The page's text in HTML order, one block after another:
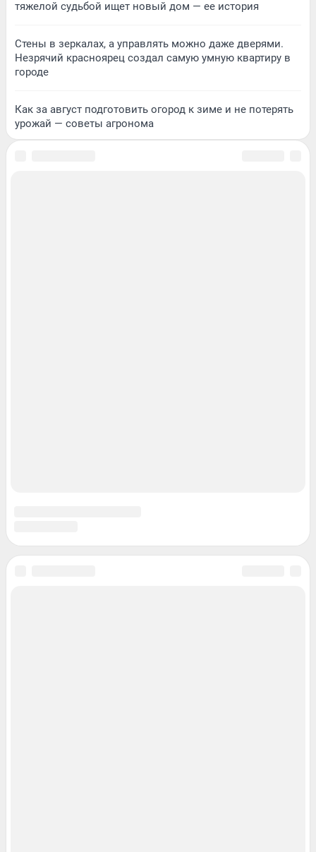
тяжелой судьбой ищет новый дом — ее история
Стены в зеркалах, а управлять можно даже дверями.
Незрячий красноярец создал самую умную квартиру в
городе
Как за август подготовить огород к зиме и не потерять
урожай — советы агронома